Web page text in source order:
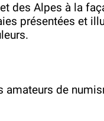
des Alpes à la
présentées et
amateurs de